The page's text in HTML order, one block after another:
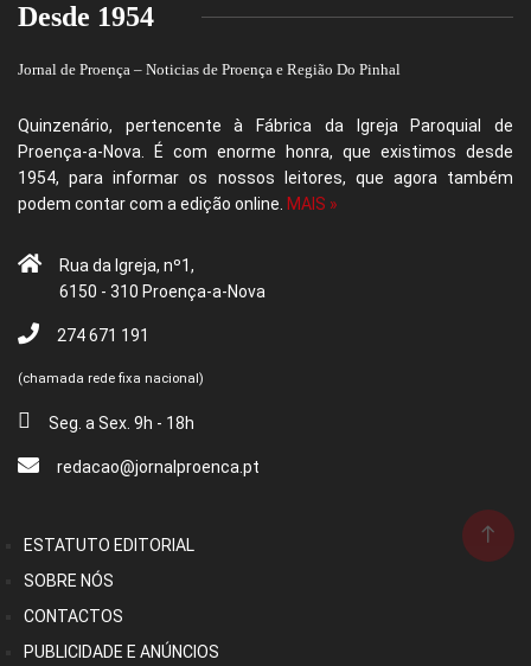
Desde 1954
Jornal de Proença – Noticias de Proença e Região Do Pinhal
Quinzenário, pertencente à Fábrica da Igreja Paroquial de
Proença-a-Nova. É com enorme honra, que existimos desde
1954, para informar os nossos leitores, que agora também
podem contar com a edição online. MAIS »
Rua da Igreja, nº1,
6150 - 310 Proença-a-Nova
274 671 191
(chamada rede fixa nacional)
Seg. a Sex. 9h - 18h
redacao@jornalproenca.pt
ESTATUTO EDITORIAL
SOBRE NÓS
CONTACTOS
PUBLICIDADE E ANÚNCIOS